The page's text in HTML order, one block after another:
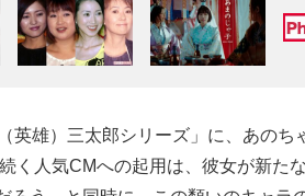
英雄）三太郎シリーズ」に、あのち
く人気CMへの起用は、彼女が新たな